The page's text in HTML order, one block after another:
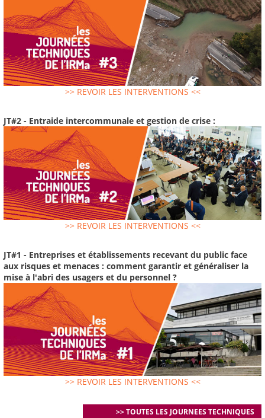
>> REVOIR LES INTERVENTIONS <<
JT#2 - Entraide intercommunale et gestion de crise :
>> REVOIR LES INTERVENTIONS <<
JT#1 - Entreprises et établissements recevant du public face
aux risques et menaces : comment garantir et généraliser la
mise à l'abri des usagers et du personnel ?
>> REVOIR LES INTERVENTIONS <<
>> TOUTES LES JOURNEES TECHNIQUES